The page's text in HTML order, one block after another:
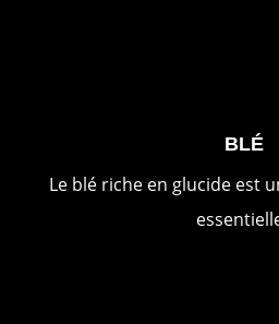
BLÉ
Le blé riche en glucide est